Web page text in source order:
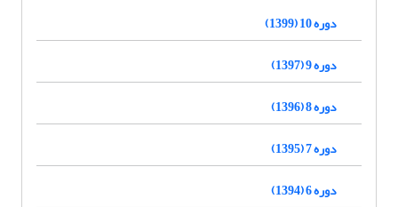
دوره 10 (1399)
دوره 9 (1397)
دوره 8 (1396)
دوره 7 (1395)
دوره 6 (1394)